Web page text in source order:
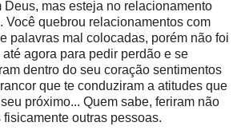
Deus, mas esteja no relacionamento
Você quebrou relacionamentos com
palavras mal colocadas, porém não foi
agora para pedir perdão e se
dentro do seu coração sentimentos
que te conduziram a atitudes que
próximo... Quem sabe, feriram não
outras pessoas.